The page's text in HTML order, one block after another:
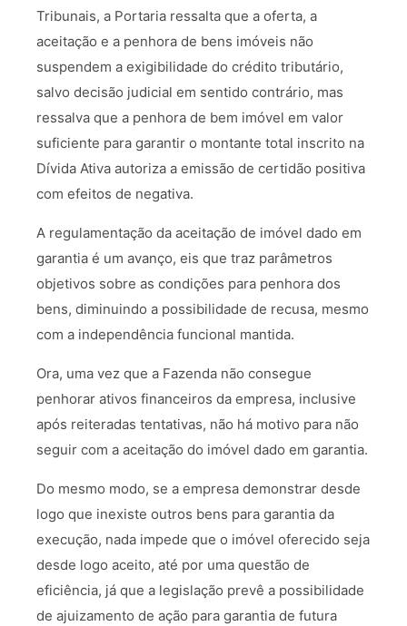
Tribunais, a Portaria ressalta que a oferta, a
aceitação e a penhora de bens imóveis não
suspendem a exigibilidade do crédito tributário,
salvo decisão judicial em sentido contrário, mas
ressalva que a penhora de bem imóvel em valor
suficiente para garantir o montante total inscrito na
Dívida Ativa autoriza a emissão de certidão positiva
com efeitos de negativa.
A regulamentação da aceitação de imóvel dado em
garantia é um avanço, eis que traz parâmetros
objetivos sobre as condições para penhora dos
bens, diminuindo a possibilidade de recusa, mesmo
com a independência funcional mantida.
Ora, uma vez que a Fazenda não consegue
penhorar ativos financeiros da empresa, inclusive
após reiteradas tentativas, não há motivo para não
seguir com a aceitação do imóvel dado em garantia.
Do mesmo modo, se a empresa demonstrar desde
logo que inexiste outros bens para garantia da
execução, nada impede que o imóvel oferecido seja
desde logo aceito, até por uma questão de
eficiência, já que a legislação prevê a possibilidade
de ajuizamento de ação para garantia de futura